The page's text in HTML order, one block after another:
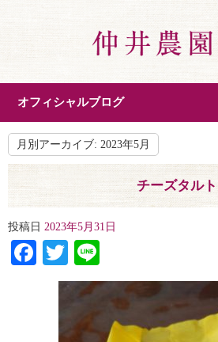
オフィシャルブログ
月別アーカイブ: 2023年5月
チーズタルト
投稿日 2023年5月31日
Facebook
Twitter